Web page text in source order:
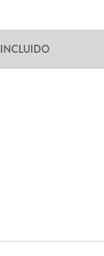
INCLUIDO